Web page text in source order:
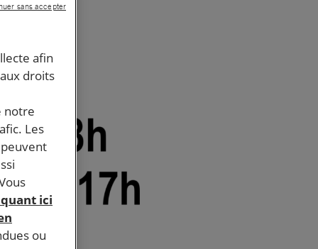
afin
droits
notre
Les
ici
ou
sans accepter